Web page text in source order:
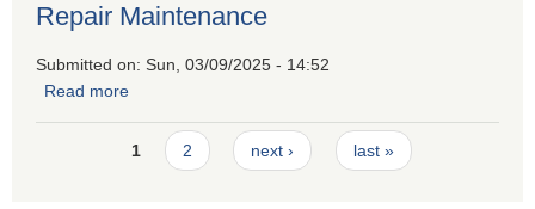
Repair Maintenance
Submitted on: Sun, 03/09/2025 - 14:52
Read more
Pages1 2 next › last »